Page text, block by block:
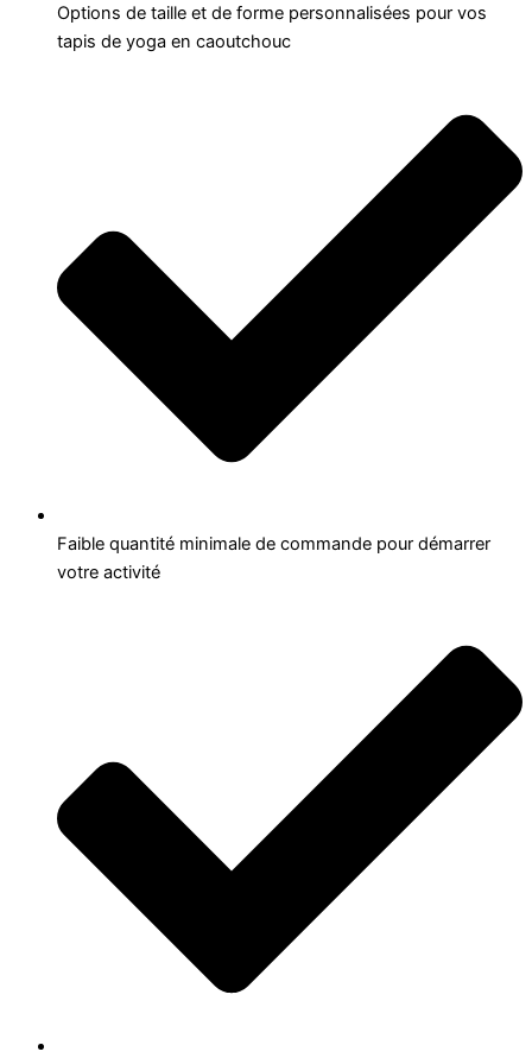
Options de taille et de forme personnalisées pour vos
tapis de yoga en caoutchouc
Faible quantité minimale de commande pour démarrer
votre activité